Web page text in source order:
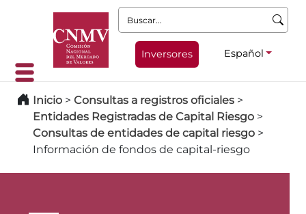
Buscar:
Inversores Español
Inicio > Consultas a registros oficiales >
Entidades Registradas de Capital Riesgo >
Consultas de entidades de capital riesgo >
Información de fondos de capital-riesgo